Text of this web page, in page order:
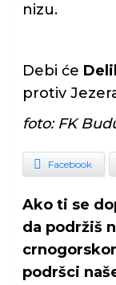
nizu.
Debi će
protiv
foto: FK
Facebook
Ako ti se
da podržiš
podršci